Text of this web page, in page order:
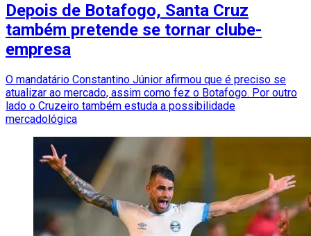
Depois de Botafogo, Santa Cruz
também pretende se tornar clube-
empresa
O mandatário Constantino Júnior afirmou que é preciso se
atualizar ao mercado, assim como fez o Botafogo. Por outro
lado o Cruzeiro também estuda a possibilidade
mercadológica